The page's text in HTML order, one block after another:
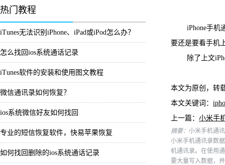
热门教程
iTunes无法识别iPhone、iPad或iPod怎么办？
怎么找回ios系统通话记录
iTunes软件的安装和使用图文教程
微信通讯录如何恢复？
ios系统微信好友如何找回
专业的短信恢复软件，快易苹果恢复
如何找回删除的ios系统通话记录
iPhone手机通
要还是要看手机
除了上文
本文为原创，转
本文关键词：
上一篇： 小米手
摘要： 小米手机通
小米手机通讯录数
机通讯录。在使用
要大量写入数据，并